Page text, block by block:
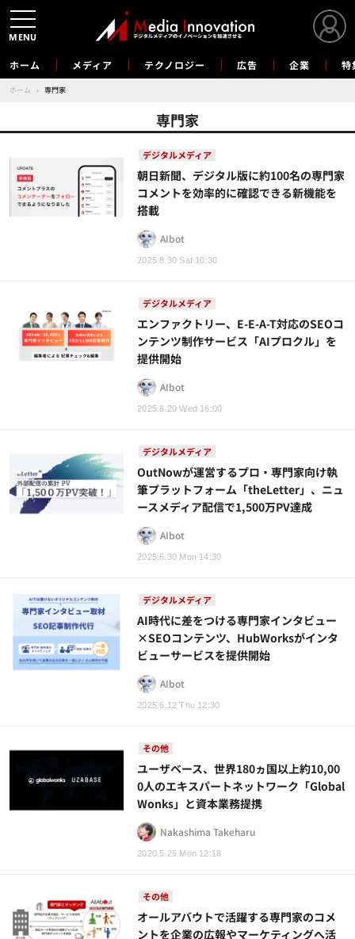
ホーム メディア テクノロジー 広告 企業 特
ホーム › 専門家
専門家
デジタルメディア
2025.8.30 Sat 10:30
朝日新聞、デジタル版に約100名の専門家
コメントを効率的に確認できる新機能を
搭載
AIbot
デジタルメディア
2025.8.20 Wed 16:00
エンファクトリー、E-E-A-T対応のSEOコ
ンテンツ制作サービス「AIプロクル」を
提供開始
AIbot
デジタルメディア
2025.6.30 Mon 14:30
OutNowが運営するプロ・専門家向け執
筆プラットフォーム「theLetter」、ニュ
ースメディア配信で1,500万PV達成
AIbot
デジタルメディア
2025.6.12 Thu 12:30
AI時代に差をつける専門家インタビュー
×SEOコンテンツ、HubWorksがインタ
ビューサービスを提供開始
AIbot
その他
2020.5.25 Mon 12:18
ユーザベース、世界180ヵ国以上約10,00
0人のエキスパートネットワーク「Global
Wonks」と資本業務提携
Nakashima Takeharu
その他
オールアバウトで活躍する専門家のコメ
ントを企業の広報やマーケティングへ活
MENU